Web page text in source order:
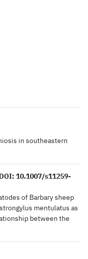
in southeastern
10.1007/s11259-
of Barbary sheep
mentulatus as
between the